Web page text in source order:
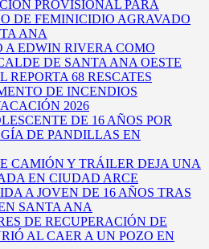
PROVISIONAL PARA
DE FEMINICIDIO AGRAVADO
ANA
A EDWIN RIVERA COMO
DE SANTA ANA OESTE
REPORTA 68 RESCATES
DE INCENDIOS
2026
DE 16 AÑOS POR
DE PANDILLAS EN
CAMIÓN Y TRÁILER DEJA UNA
EN CIUDAD ARCE
A JOVEN DE 16 AÑOS TRAS
SANTA ANA
DE RECUPERACIÓN DE
AL CAER A UN POZO EN